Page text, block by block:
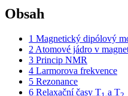
Obsah
1 Magnetický dipólový
2Atomové jádro v
3 Princip NMR
4 Larmorova frekvence
5 Rezonance
6 Relaxační časy T a T